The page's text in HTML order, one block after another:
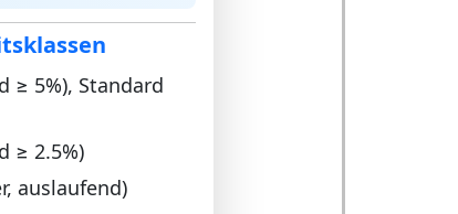
≥ 5%), Standard
≥ 2.5%)
auslaufend)